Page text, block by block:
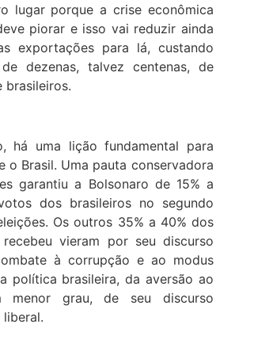
lugar porque a crise econômica
piorar e isso vai reduzir ainda
exportações para lá, custando
dezenas, talvez centenas, de
brasileiros.
há uma lição fundamental para
o Brasil. Uma pauta conservadora
garantiu a Bolsonaro de 15% a
dos brasileiros no segundo
Os outros 35% a 40% dos
vieram por seu discurso
à corrupção e ao modus
política brasileira, da aversão ao
menor grau, de seu discurso